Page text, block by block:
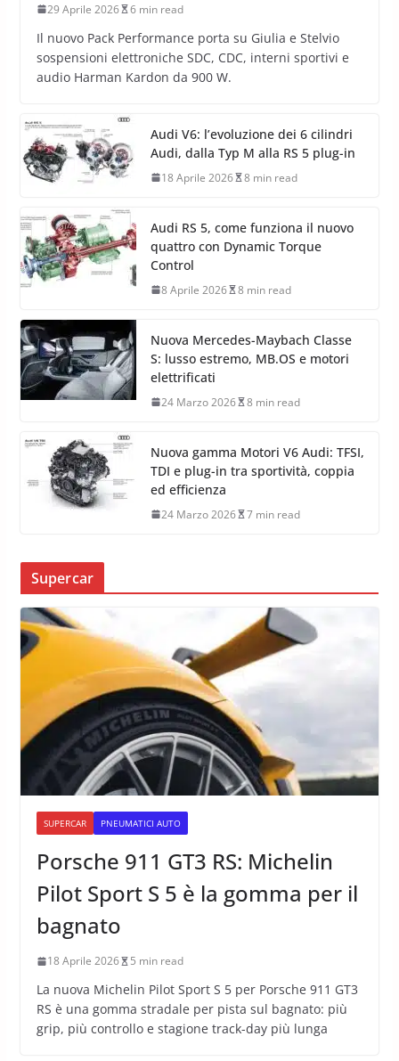
29 Aprile 2026 6 min read
Il nuovo Pack Performance porta su Giulia e Stelvio
sospensioni elettroniche SDC, CDC, interni sportivi e
audio Harman Kardon da 900 W.
Audi V6: l’evoluzione dei 6 cilindri
Audi, dalla Typ M alla RS 5 plug-in
18 Aprile 2026 8 min read
Audi RS 5, come funziona il nuovo
quattro con Dynamic Torque
Control
8 Aprile 2026 8 min read
Nuova Mercedes-Maybach Classe
S: lusso estremo, MB.OS e motori
elettrificati
24 Marzo 2026 8 min read
Nuova gamma Motori V6 Audi: TFSI,
TDI e plug-in tra sportività, coppia
ed efficienza
24 Marzo 2026 7 min read
Supercar
SUPERCAR PNEUMATICI AUTO
Porsche 911 GT3 RS: Michelin
Pilot Sport S 5 è la gomma per il
bagnato
18 Aprile 2026 5 min read
La nuova Michelin Pilot Sport S 5 per Porsche 911 GT3
RS è una gomma stradale per pista sul bagnato: più
grip, più controllo e stagione track-day più lunga